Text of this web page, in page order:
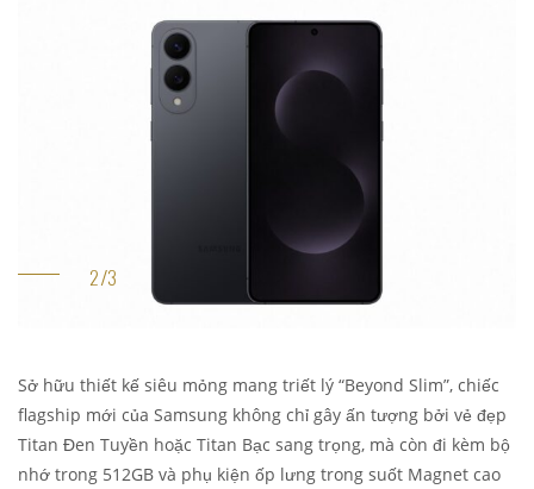
Sở hữu thiết kế siêu mỏng mang triết lý “Beyond Slim”, chiếc
flagship mới của Samsung không chỉ gây ấn tượng bởi vẻ đẹp
Titan Đen Tuyền hoặc Titan Bạc sang trọng, mà còn đi kèm bộ
nhớ trong 512GB và phụ kiện ốp lưng trong suốt Magnet cao